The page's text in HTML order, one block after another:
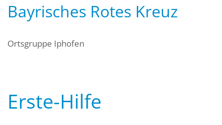
Bayrisches Rotes Kreuz
Ortsgruppe Iphofen
Erste-Hilfe